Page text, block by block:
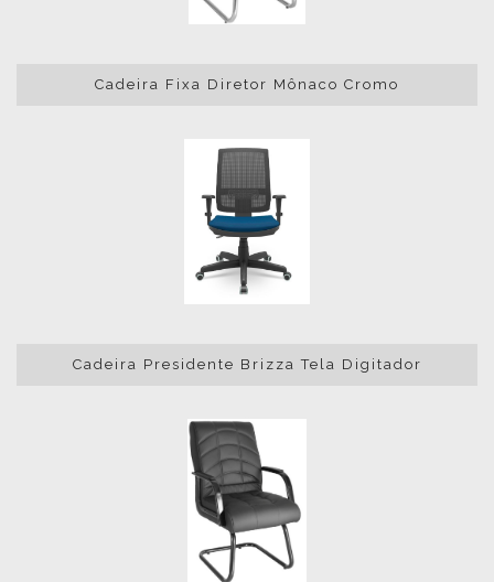
Cadeira Fixa Diretor Mônaco Cromo
Cadeira Presidente Brizza Tela Digitador